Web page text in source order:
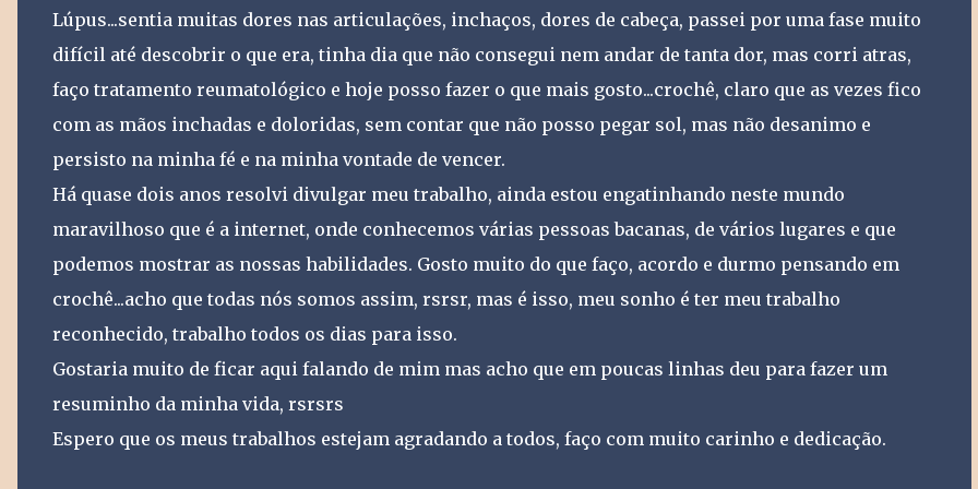
Lúpus...sentia muitas dores nas articulações, inchaços, dores de cabeça, passei por uma fase muito
difícil até descobrir o que era, tinha dia que não consegui nem andar de tanta dor, mas corri atras,
faço tratamento reumatológico e hoje posso fazer o que mais gosto...crochê, claro que as vezes fico
com as mãos inchadas e doloridas, sem contar que não posso pegar sol, mas não desanimo e
persisto na minha fé e na minha vontade de vencer.
Há quase dois anos resolvi divulgar meu trabalho, ainda estou engatinhando neste mundo
maravilhoso que é a internet, onde conhecemos várias pessoas bacanas, de vários lugares e que
podemos mostrar as nossas habilidades. Gosto muito do que faço, acordo e durmo pensando em
crochê...acho que todas nós somos assim, rsrsr, mas é isso, meu sonho é ter meu trabalho
reconhecido, trabalho todos os dias para isso.
Gostaria muito de ficar aqui falando de mim mas acho que em poucas linhas deu para fazer um
resuminho da minha vida, rsrsrs
Espero que os meus trabalhos estejam agradando a todos, faço com muito carinho e dedicação.